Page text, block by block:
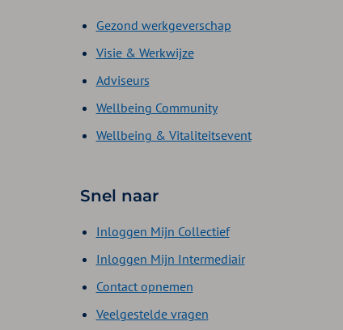
Gezond werkgeverschap
Visie & Werkwijze
Adviseurs
Wellbeing Community
Wellbeing & Vitaliteitsevent
Snel naar
Inloggen Mijn Collectief
Inloggen Mijn Intermediair
Contact opnemen
Veelgestelde vragen